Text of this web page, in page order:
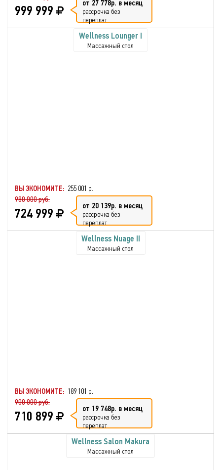
999 999 от 27 778р. в месяц
рассрочка без
переплат
Wellness Lounger I
Массажный стол
ВЫ ЭКОНОМИТЕ: 255 001 р.
980 000 руб.
724 999 от 20 139р. в месяц
рассрочка без
переплат
Wellness Nuage II
Массажный стол
ВЫ ЭКОНОМИТЕ: 189 101 р.
900 000 руб.
710 899 от 19 748р. в месяц
рассрочка без
переплат
Wellness Salon Makura
Массажный стол